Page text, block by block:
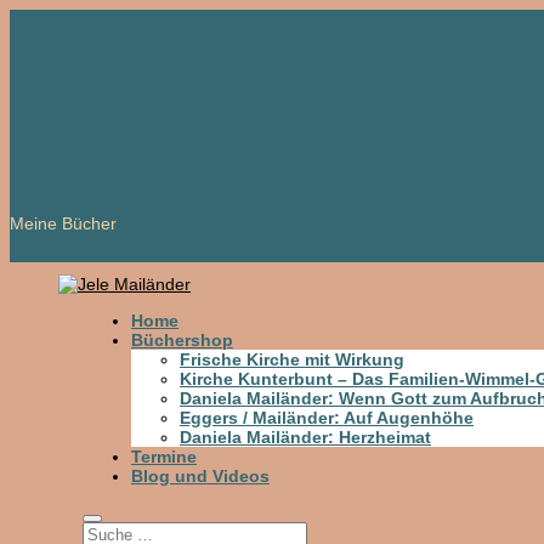
Meine Bücher
Home
Büchershop
Frische Kirche mit Wirkung
Kirche Kunterbunt – Das Familien-
Daniela Mailänder: Wenn Gott zum
Eggers / Mailänder: Auf Augenhöhe
Daniela Mailänder: Herzheimat
Termine
Blog und Videos